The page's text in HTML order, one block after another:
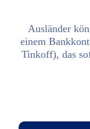
Ausländer
einem
Tinkoff), das